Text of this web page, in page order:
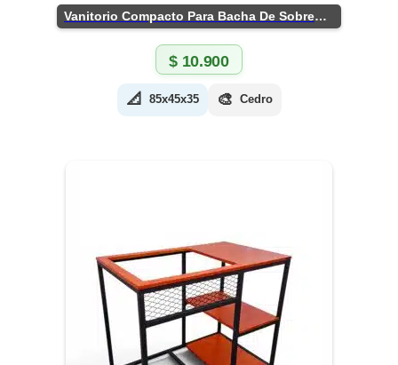
Vanitorio Compacto Para Bacha De Sobreponer
$10.900
📐 85x45x35 🎨 Cedro